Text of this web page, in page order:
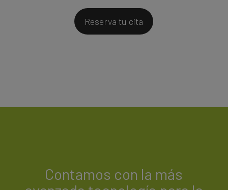
Reserva tu cita
Contamos con la más